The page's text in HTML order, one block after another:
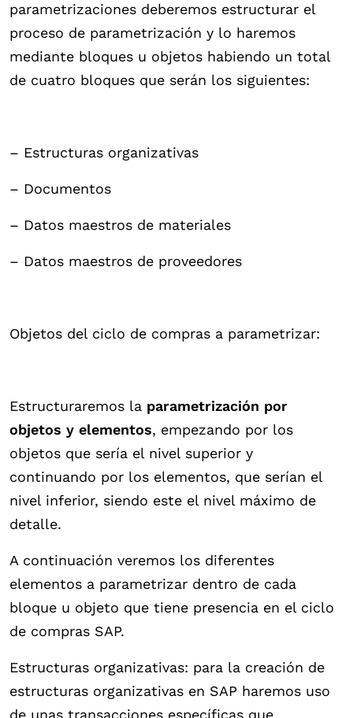
parametrizaciones deberemos estructurar el
proceso de parametrización y lo haremos
mediante bloques u objetos habiendo un total
de cuatro bloques que serán los siguientes:
– Estructuras organizativas
– Documentos
– Datos maestros de materiales
– Datos maestros de proveedores
Objetos del ciclo de compras a parametrizar:
Estructuraremos la parametrización por
objetos y elementos, empezando por los
objetos que sería el nivel superior y
continuando por los elementos, que serían el
nivel inferior, siendo este el nivel máximo de
detalle.
A continuación veremos los diferentes
elementos a parametrizar dentro de cada
bloque u objeto que tiene presencia en el ciclo
de compras SAP.
Estructuras organizativas: para la creación de
estructuras organizativas en SAP haremos uso
de unas transacciones específicas que